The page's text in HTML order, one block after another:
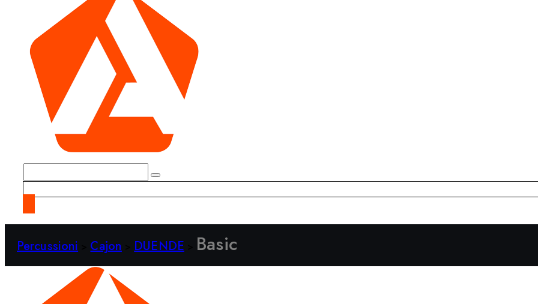
Percussioni Cajon DUENDE Basic